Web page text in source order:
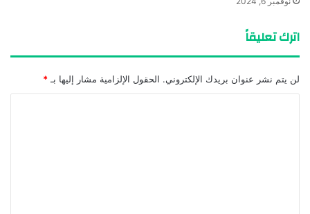
اترك تعليقاً
لن يتم نشر عنوان بريدك الإلكتروني. الحقول الإلزامية مشار إليها بـ *